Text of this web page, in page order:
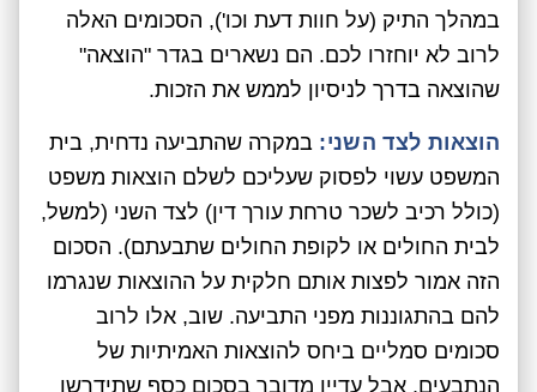
במהלך התיק (על חוות דעת וכו'), הסכומים האלה
לרוב לא יוחזרו לכם. הם נשארים בגדר "הוצאה"
שהוצאה בדרך לניסיון לממש את הזכות.
הוצאות לצד השני: במקרה שהתביעה נדחית, בית
המשפט עשוי לפסוק שעליכם לשלם הוצאות משפט
(כולל רכיב לשכר טרחת עורך דין) לצד השני (למשל,
לבית החולים או לקופת החולים שתבעתם). הסכום
הזה אמור לפצות אותם חלקית על ההוצאות שנגרמו
להם בהתגוננות מפני התביעה. שוב, אלו לרוב
סכומים סמליים ביחס להוצאות האמיתיות של
הנתבעים, אבל עדיין מדובר בסכום כסף שתידרשו